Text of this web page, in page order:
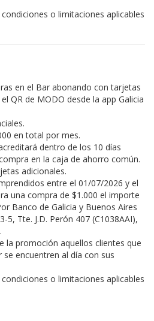
o limitaciones aplicables
en el Bar abonando con tarjetas
QR de MODO desde la app Galicia
en total por mes.
dentro de los 10 días
en la caja de ahorro común.
adicionales.
entre el 01/07/2026 y el
una compra de $1.000 el importe
Banco de Galicia y Buenos Aires
5, Tte. J.D. Perón 407 (C1038AAI),
la promoción aquellos clientes que
encuentren al día con sus
o limitaciones aplicables